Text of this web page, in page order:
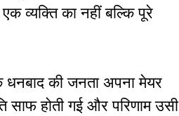
व्यक्ति का नहीं बल्कि पूरे
धनबाद की जनता अपना मेयर
होती गई और परिणाम उसी